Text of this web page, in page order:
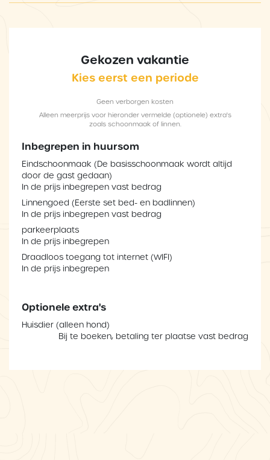
Gekozen vakantie
Kies eerst een periode
Geen verborgen kosten
Alleen meerprijs voor hieronder vermelde (optionele) extra's
zoals schoonmaak of linnen.
Inbegrepen in huursom
Eindschoonmaak (De basisschoonmaak wordt altijd
door de gast gedaan)
In de prijs inbegrepen vast bedrag
Linnengoed (Eerste set bed- en badlinnen)
In de prijs inbegrepen vast bedrag
parkeerplaats
In de prijs inbegrepen
Draadloos toegang tot internet (WIFI)
In de prijs inbegrepen
Optionele extra's
Huisdier (alleen hond)
Bij te boeken, betaling ter plaatse vast bedrag